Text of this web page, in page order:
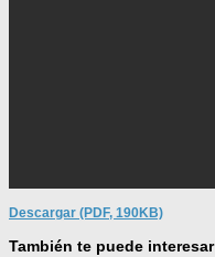
Descargar (PDF, 190KB)
También te puede interesar